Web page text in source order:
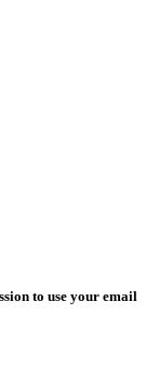
to use your email